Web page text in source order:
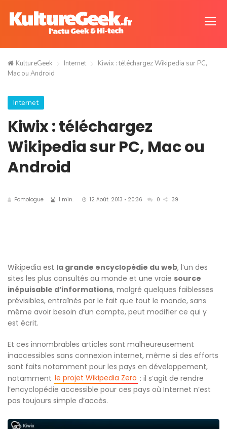
KultureGeek Internet
Kiwix : téléchargez Wikipedia sur PC,
Mac ou Android
Internet
Kiwix : téléchargez
Wikipedia sur PC, Mac ou
Android
Pomologue 1 min. 12 Août. 2013 • 20:36 0 39
Wikipedia est la grande encyclopédie du web, l’un des
sites les plus consultés au monde et une vraie source
inépuisable d’informations, malgré quelques faiblesses
prévisibles, entraînés par le fait que tout le monde, sans
même avoir besoin d’un compte, peut modifier ce qui y
est écrit.
Et ces innombrables articles sont malheureusement
inaccessibles sans connexion internet, même si des efforts
sont faits notamment pour les pays en développement,
notamment le projet Wikipedia Zero : il s’agit de rendre
l’encyclopédie accessible pour ces pays où Internet n’est
pas toujours simple d’accès.